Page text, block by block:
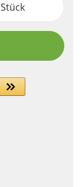
Stück